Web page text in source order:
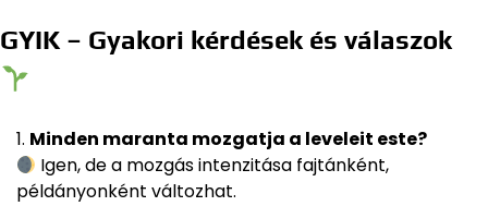
GYIK – Gyakori kérdések és válaszok
Minden maranta mozgatja a leveleit este?
Igen, de a mozgás intenzitása fajtánként,
példányonként változhat.